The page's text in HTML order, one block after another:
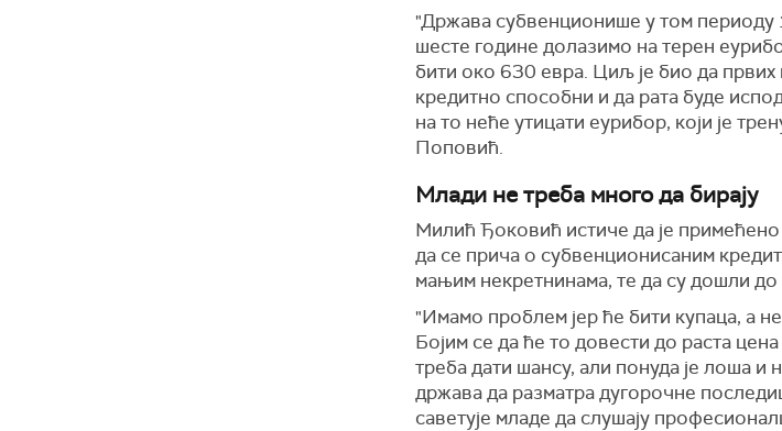
"Држава субвенционише у том периоду
шесте године долазимо на терен
бити око 630 евра. Циљ је био да првих
кредитно способни и да рата буде
на то неће утицати еурибор, који је
Поповић.
Млади не треба много да бирају
Милић Ђоковић истиче да је примећено
да се прича о субвенционисаним
мањим некретнинама, те да су дошли
"Имамо проблем јер ће бити купаца, а
Бојим се да ће то довести до раста
треба дати шансу, али понуда је лоша и
држава да разматра дугорочне
саветује младе да слушају